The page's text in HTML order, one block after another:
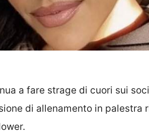
a fare strage di cuori sui
di allenamento in palestra